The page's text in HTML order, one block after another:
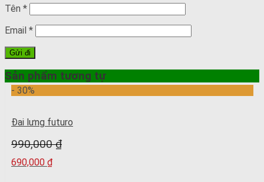
Tên *
Email *
Sản phẩm tương tự
- 30%
Đai lưng futuro
990,000₫
690,000 ₫